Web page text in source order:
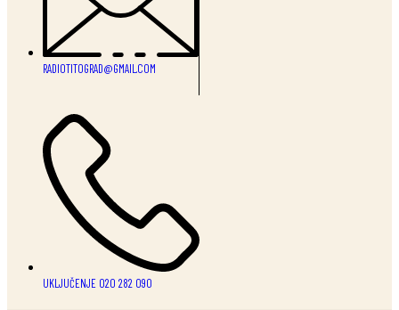
RADIOTITOGRAD@GMAIL.COM
UKLJUČENJE 020 282 090